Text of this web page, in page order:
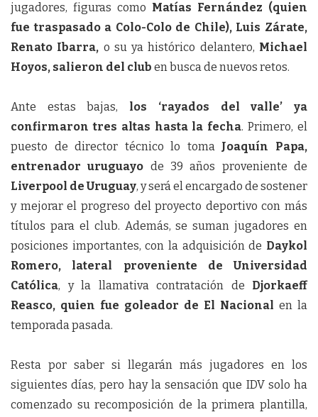
jugadores, figuras como Matías Fernández (quien
fue traspasado a Colo-Colo de Chile), Luis Zárate,
Renato Ibarra, o su ya histórico delantero, Michael
Hoyos, salieron del club en busca de nuevos retos.
Ante estas bajas, los ‘rayados del valle’ ya
confirmaron tres altas hasta la fecha. Primero, el
puesto de director técnico lo toma Joaquín Papa,
entrenador uruguayo de 39 años proveniente de
Liverpool de Uruguay, y será el encargado de sostener
y mejorar el progreso del proyecto deportivo con más
títulos para el club. Además, se suman jugadores en
posiciones importantes, con la adquisición de Daykol
Romero, lateral proveniente de Universidad
Católica, y la llamativa contratación de Djorkaeff
Reasco, quien fue goleador de El Nacional en la
temporada pasada.
Resta por saber si llegarán más jugadores en los
siguientes días, pero hay la sensación que IDV solo ha
comenzado su recomposición de la primera plantilla,